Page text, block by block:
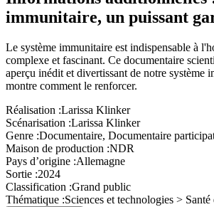
immunitaire, un puissant
Le système immunitaire est indispensable à
complexe et fascinant. Ce documentaire
aperçu inédit et divertissant de notre système
montre comment le renforcer.
Réalisation :Larissa Klinker
Scénarisation :Larissa Klinker
Genre :Documentaire, Documentaire
Maison de production :NDR
Pays d’origine :Allemagne
Sortie :2024
Classification :Grand public
Thématique :Sciences et technologies > Santé